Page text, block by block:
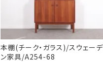
本棚(チーク・ガラス)/スウェーデ
ン家具/A254-68